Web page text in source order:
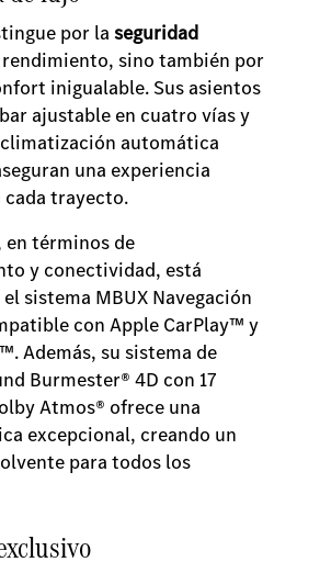
por la seguridad
sino también por
inigualable. Sus asientos
ajustable en cuatro vías y
automática
una experiencia
cada trayecto.
términos de
y conectividad, está
sistema MBUX Navegación
con Apple CarPlay™ y
Además, su sistema de
Burmester® 4D con 17
Atmos® ofrece una
excepcional, creando un
para todos los